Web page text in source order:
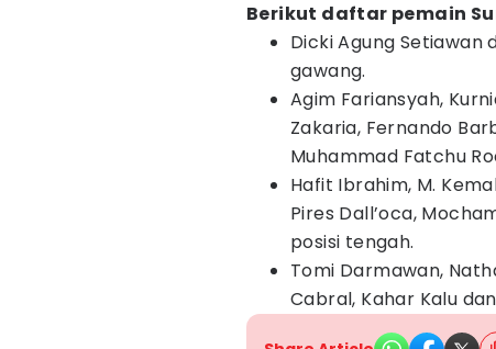
Berikut daftar pemain
Dicki Agung Setiawan
gawang.
Agim Fariansyah,
Zakaria, Fernando
Muhammad Fatchu
Hafit Ibrahim, M.
Pires Dall’oca,
posisi tengah.
Tomi Darmawan,
Cabral, Kahar Kalu